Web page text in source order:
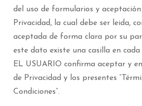
del uso de formularios y
Privacidad, la cual debe ser leida,
aceptada de forma clara por su
este dato existe una casilla en
EL USUARIO confirma aceptar y
de Privacidad y los presentes
Condiciones”.